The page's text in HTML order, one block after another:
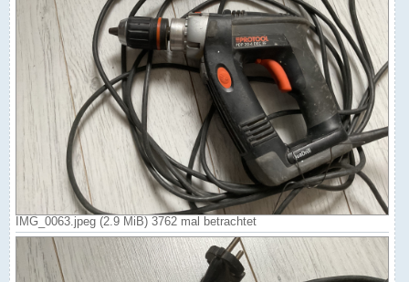
IMG_0063.jpeg (2.9 MiB) 3762 mal betrachtet